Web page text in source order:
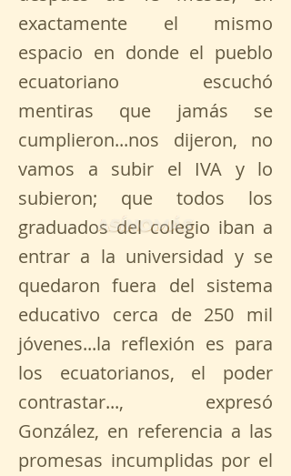
exactamente el mismo
espacio en donde el pueblo
ecuatoriano escuchó
mentiras que jamás se
cumplieron...nos dijeron, no
vamos a subir el IVA y lo
subieron; que todos los
graduados del colegio iban a
entrar a la universidad y se
quedaron fuera del sistema
educativo cerca de 250 mil
jóvenes...la reflexión es para
los ecuatorianos, el poder
contrastar..., expresó
González, en referencia a las
promesas incumplidas por el